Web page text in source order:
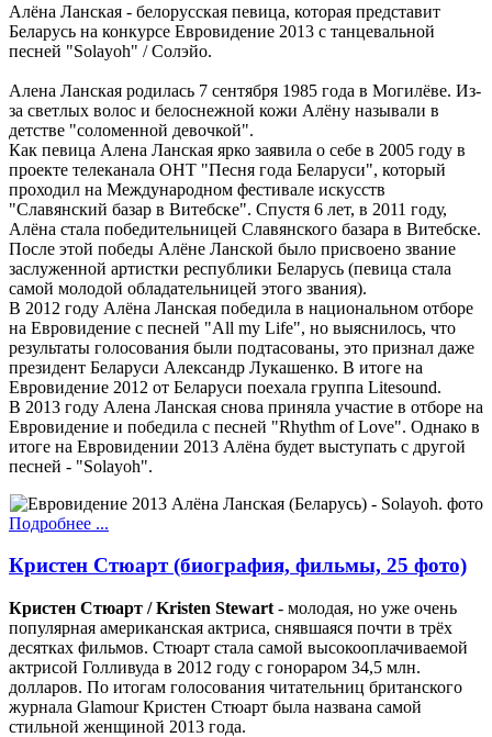
Алёна Ланская - белорусская певица, которая представит
Беларусь на конкурсе Евровидение 2013 с танцевальной
песней "Solayoh" / Солэйо.
Алена Ланская родилась 7 сентября 1985 года в Могилёве. Из-
за светлых волос и белоснежной кожи Алёну называли в
детстве "соломенной девочкой".
Как певица Алена Ланская ярко заявила о себе в 2005 году в
проекте телеканала ОНТ "Песня года Беларуси", который
проходил на Международном фестивале искусств
"Славянский базар в Витебске". Спустя 6 лет, в 2011 году,
Алёна стала победительницей Славянского базара в Витебске.
После этой победы Алёне Ланской было присвоено звание
заслуженной артистки республики Беларусь (певица стала
самой молодой обладательницей этого звания).
В 2012 году Алёна Ланская победила в национальном отборе
на Евровидение с песней "All my Life", но выяснилось, что
результаты голосования были подтасованы, это признал даже
президент Беларуси Александр Лукашенко. В итоге на
Евровидение 2012 от Беларуси поехала группа Litesound.
В 2013 году Алена Ланская снова приняла участие в отборе на
Евровидение и победила с песней "Rhythm of Love". Однако в
итоге на Евровидении 2013 Алёна будет выступать с другой
песней - "Solayoh".
Подробнее ...
Кристен Стюарт (биография, фильмы, 25 фото)
Кристен Стюарт / Kristen Stewart - молодая, но уже очень
популярная американская актриса, снявшаяся почти в трёх
десятках фильмов. Стюарт стала самой высокооплачиваемой
актрисой Голливуда в 2012 году с гонораром 34,5 млн.
долларов. По итогам голосования читательниц британского
журнала Glamour Кристен Стюарт была названа самой
стильной женщиной 2013 года.